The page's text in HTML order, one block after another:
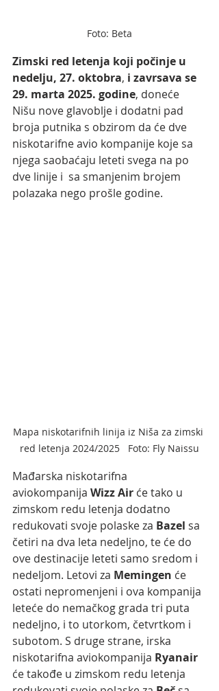
Foto: Beta
Zimski red letenja koji počinje u
nedelju, 27. oktobra, i zavrsava se
29. marta 2025. godine, doneće
Nišu nove glavoblje i dodatni pad
broja putnika s obzirom da će dve
niskotarifne avio kompanije koje sa
njega saobaćaju leteti svega na po
dve linije i  sa smanjenim brojem
polazaka nego prošle godine.
Mapa niskotarifnih linija iz Niša za zimski
red letenja 2024/2025   Foto: Fly Naissu
Mađarska niskotarifna
aviokompanija Wizz Air će tako u
zimskom redu letenja dodatno
redukovati svoje polaske za Bazel sa
četiri na dva leta nedeljno, te će do
ove destinacije leteti samo sredom i
nedeljom. Letovi za Memingen će
ostati nepromenjeni i ova kompanija
leteće do nemačkog grada tri puta
nedeljno, i to utorkom, četvrtkom i
subotom. S druge strane, irska
niskotarifna aviokompanija Ryanair
će takođe u zimskom redu letenja